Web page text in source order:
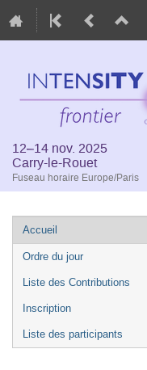
12–14 nov. 2025
Carry-le-Rouet
Fuseau horaire Europe/Paris
Menu
de
l'événement
Accueil
Ordre du jour
Liste des Contributions
Inscription
Liste des participants